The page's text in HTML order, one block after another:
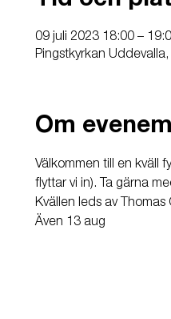
09 juli 2023 18:00 –
Pingstkyrkan
Om
Välkommen till en kväll
flyttar vi in). Ta gärna
Kvällen leds av Thomas
Även 13 aug